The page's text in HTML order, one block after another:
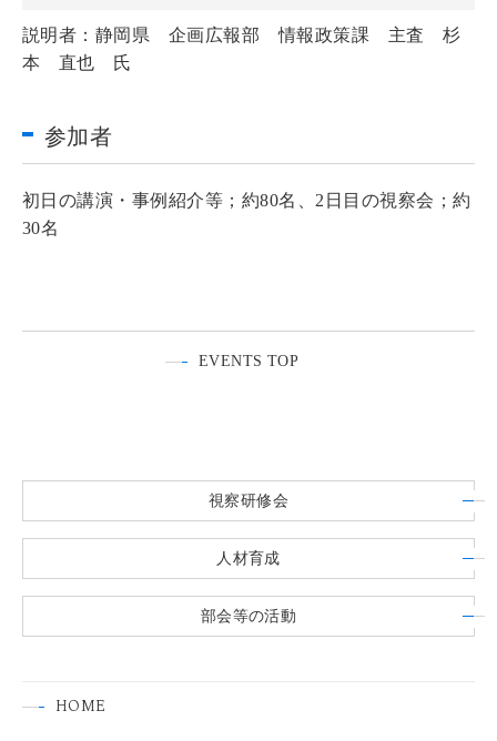
説明者：静岡県 企画広報部 情報政策課 主査 杉
本 直也 氏
参加者
初日の講演・事例紹介等；約80名、2日目の視察会；約
30名
EVENTS TOP
視察研修会
人材育成
部会等の活動
HOME